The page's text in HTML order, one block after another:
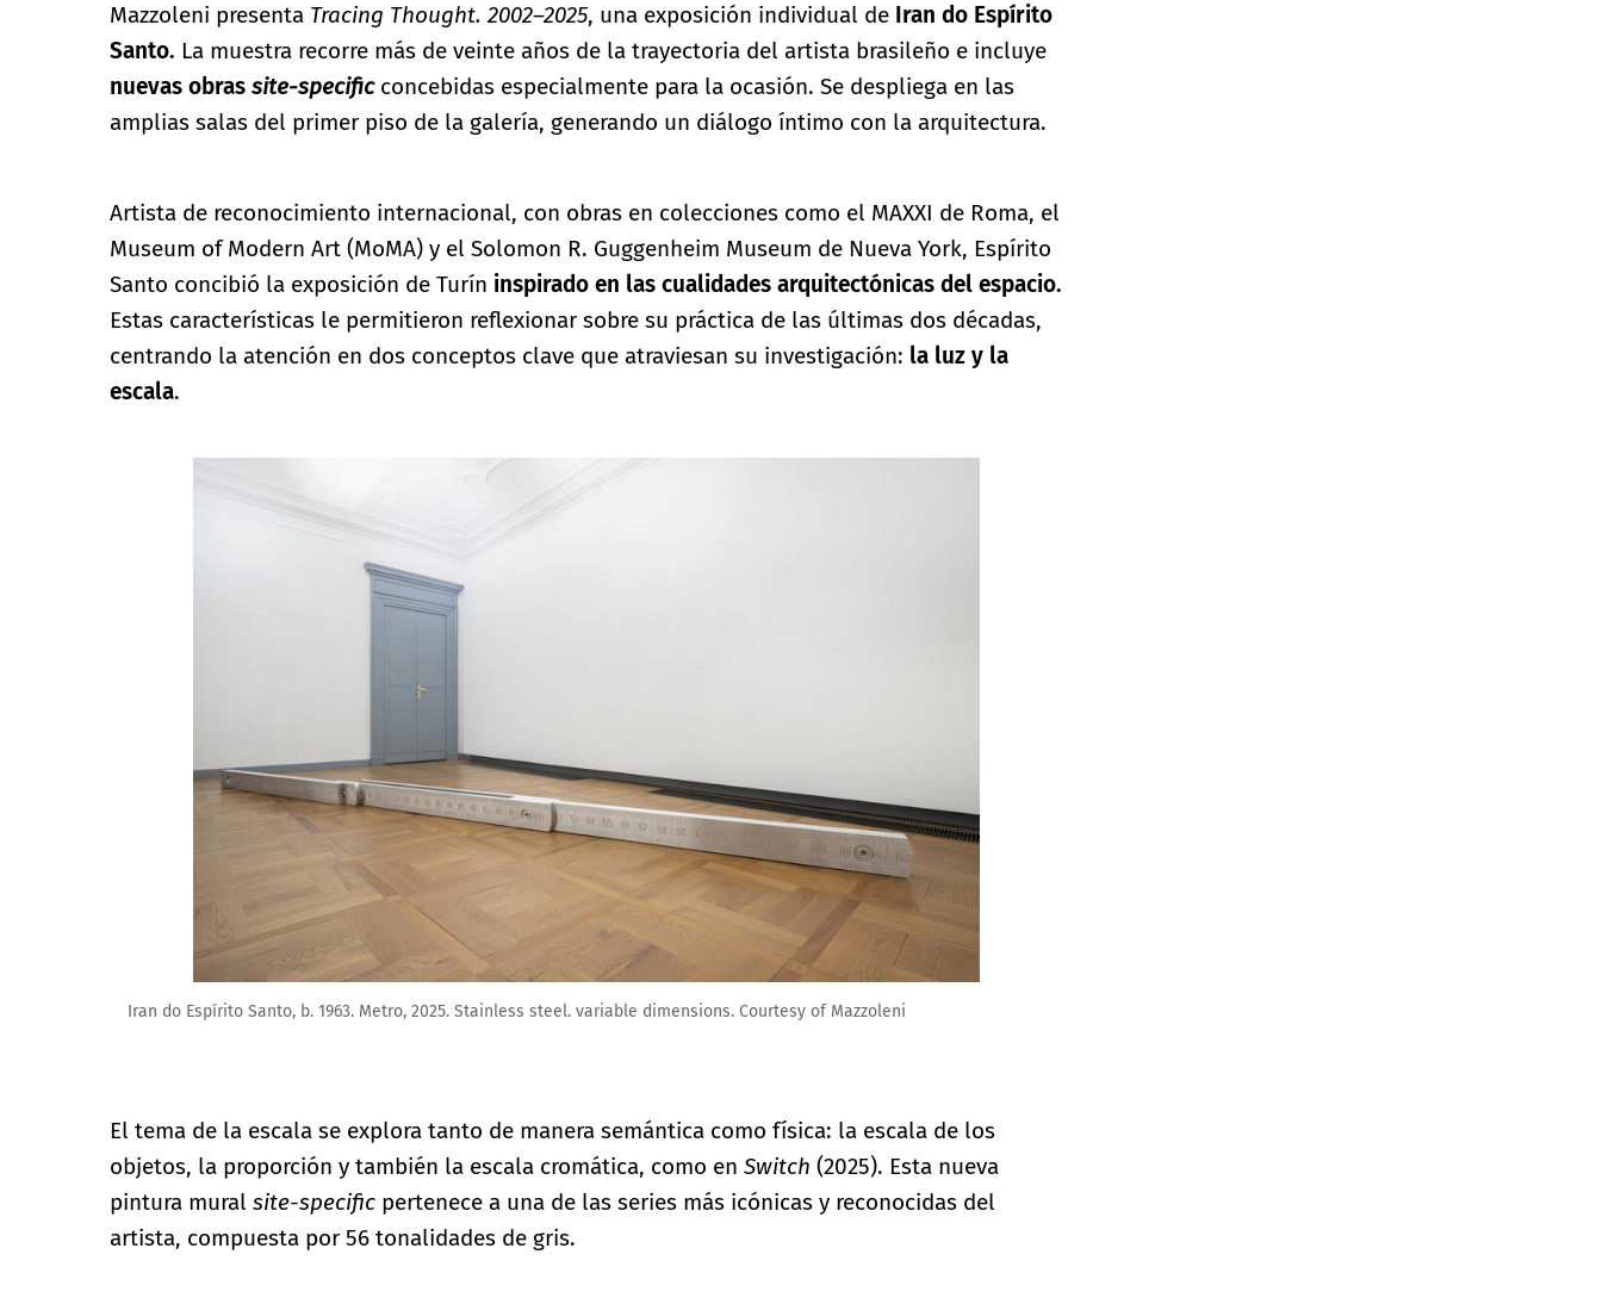
Mazzoleni presenta Tracing Thought. 2002–2025, una exposición individual de Iran do Espírito
Santo. La muestra recorre más de veinte años de la trayectoria del artista brasileño e incluye
nuevas obras site-specificconcebidas especialmente para la ocasión. Se despliega en las
amplias salas del primer piso de la galería, generando un diálogo íntimo con la arquitectura.
Artista de reconocimiento internacional, con obras en colecciones como el MAXXI de Roma, el
Museum of Modern Art (MoMA) y el Solomon R. Guggenheim Museum de Nueva York, Espírito
Santo concibió la exposición de Turín inspirado en las cualidades arquitectónicas del espacio.
Estas características le permitieron reflexionar sobre su práctica de las últimas dos décadas,
centrando la atención en dos conceptos clave que atraviesan su investigación: la luz y la
escala.
Iran do Espírito Santo, b. 1963. Metro, 2025. Stainless steel. variable dimensions. Courtesy of Mazzoleni
El tema de la escala se explora tanto de manera semántica como física: la escala de los
objetos, la proporción y también la escala cromática, como en Switch (2025). Esta nueva
pintura mural site-specific pertenece a una de las series más icónicas y reconocidas del
artista, compuesta por 56 tonalidades de gris.